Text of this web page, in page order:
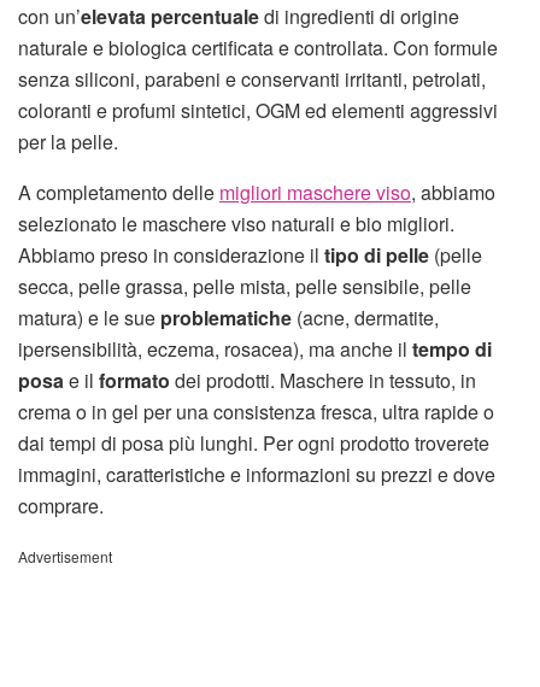
con un’elevata percentualedi ingredienti di origine
naturale e biologica certificata e controllata. Con formule
senza siliconi, parabeni e conservanti irritanti, petrolati,
coloranti e profumi sintetici, OGM ed elementi aggressivi
per la pelle.
A completamento delle migliori maschere viso, abbiamo
selezionato le maschere viso naturali e bio migliori.
Abbiamo preso in considerazione il tipo di pelle (pelle
secca, pelle grassa, pelle mista, pelle sensibile, pelle
matura) e le sue problematiche (acne, dermatite,
ipersensibilità, eczema, rosacea), ma anche il tempo di
posa e il formato dei prodotti. Maschere in tessuto, in
crema o in gel per una consistenza fresca, ultra rapide o
dai tempi di posa più lunghi. Per ogni prodotto troverete
immagini, caratteristiche e informazioni su prezzi e dove
comprare.
Advertisement